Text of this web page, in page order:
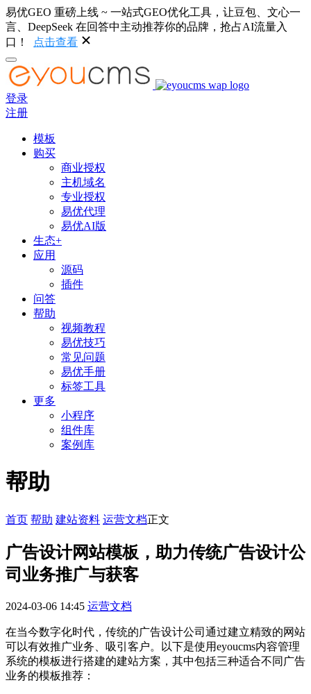
易优GEO 重磅上线 ~ 一站式GEO优化工具，让豆包、文心一
言、DeepSeek 在回答中主动推荐你的品牌，抢占AI流量入
口！
点击查看
登录
注册
模板
购买
商业授权
主机域名
专业授权
易优代理
易优AI版
生态+
应用
源码
插件
问答
帮助
视频教程
易优技巧
常见问题
易优手册
标签工具
更多
小程序
组件库
案例库
帮助
首页 帮助 建站资料 运营文档正文
广告设计网站模板，助力传统广告设计公
司业务推广与获客
2024-03-06 14:45 运营文档
在当今数字化时代，传统的广告设计公司通过建立精致的网站
可以有效推广业务、吸引客户。以下是使用eyoucms内容管理
系统的模板进行搭建的建站方案，其中包括三种适合不同广告
业务的模板推荐：